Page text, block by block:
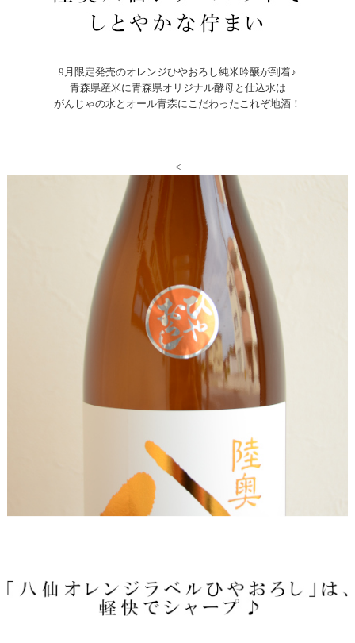
9月限定発売のオレンジひやおろし純米吟醸が到着♪
青森県産米に青森県オリジナル酵母と仕込水は
がんじゃの水とオール青森にこだわったこれぞ地酒！
<